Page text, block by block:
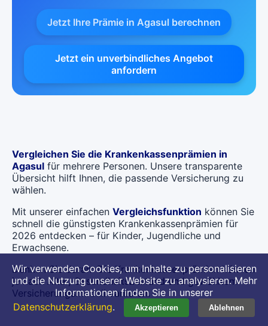
Jetzt Ihre Prämie in Agasul berechnen
Jetzt ein unverbindliches Angebot
anfordern
Vergleichen Sie die Krankenkassenprämien in
Agasul für mehrere Personen. Unsere transparente
Übersicht hilft Ihnen, die passende Versicherung zu
wählen.
Mit unserer einfachen Vergleichsfunktion können Sie
schnell die günstigsten Krankenkassenprämien für
2026 entdecken – für Kinder, Jugendliche und
Erwachsene.
Denken Sie daran: Die Krankenkassenprämien können
je nach Alter, Gesundheitszustand und gewähltem
Versicherungsmodell variieren.
Wir verwenden Cookies, um Inhalte zu personalisieren
und die Nutzung unserer Website zu analysieren. Mehr
Informationen finden Sie in unserer
Datenschutzerklärung. Akzeptieren Ablehnen